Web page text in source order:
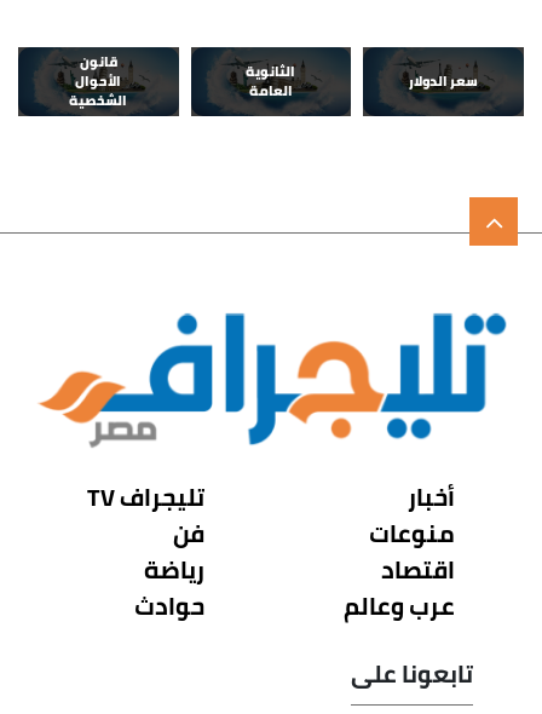
سعر الدولار
الثانوية
العامة
قانون
الأحوال
الشخصية
أخبار
منوعات
اقتصاد
عرب وعالم
تليجراف TV
فن
رياضة
حوادث
تابعونا على